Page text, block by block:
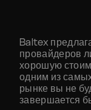
Baltex
провайдеров
хорошую
одним из
рынке вы не
завершается